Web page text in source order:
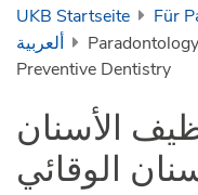
UKB Startseite Für
ألعربية
Preventive Dentistry
الأسنان
الوقائي